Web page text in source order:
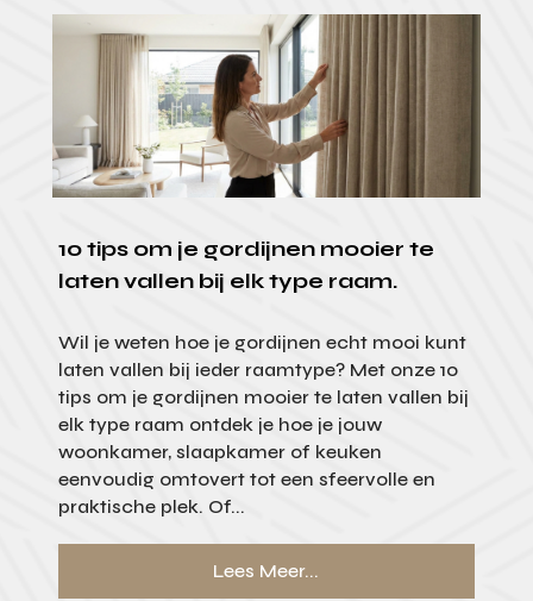
10 tips om je gordijnen mooier te
laten vallen bij elk type raam.
Wil je weten hoe je gordijnen echt mooi kunt
laten vallen bij ieder raamtype? Met onze 10
tips om je gordijnen mooier te laten vallen bij
elk type raam ontdek je hoe je jouw
woonkamer, slaapkamer of keuken
eenvoudig omtovert tot een sfeervolle en
praktische plek. Of...
Lees Meer...